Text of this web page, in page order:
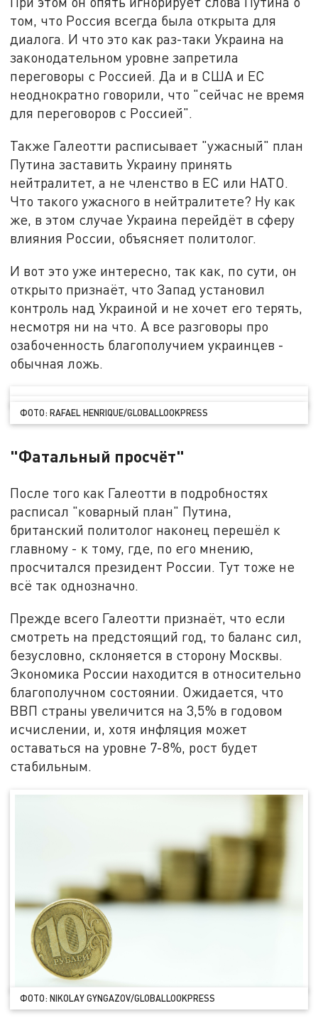
том, что Россия всегда была открыта для
диалога. И что это как раз-таки Украина на
законодательном уровне запретила
переговоры с Россией. Да и в США и ЕС
неоднократно говорили, что "сейчас не время
для переговоров с Россией".
Также Галеотти расписывает "ужасный" план
Путина заставить Украину принять
нейтралитет, а не членство в ЕС или НАТО.
Что такого ужасного в нейтралитете? Ну как
же, в этом случае Украина перейдёт в сферу
влияния России, объясняет политолог.
И вот это уже интересно, так как, по сути, он
открыто признаёт, что Запад установил
контроль над Украиной и не хочет его терять,
несмотря ни на что. А все разговоры про
озабоченность благополучием украинцев -
обычная ложь.
ФОТО: RAFAEL HENRIQUE/GLOBALLOOKPRESS
"Фатальный просчёт"
После того как Галеотти в подробностях
расписал "коварный план" Путина,
британский политолог наконец перешёл к
главному - к тому, где, по его мнению,
просчитался президент России. Тут тоже не
всё так однозначно.
Прежде всего Галеотти признаёт, что если
смотреть на предстоящий год, то баланс сил,
безусловно, склоняется в сторону Москвы.
Экономика России находится в относительно
благополучном состоянии. Ожидается, что
ВВП страны увеличится на 3,5% в годовом
исчислении, и, хотя инфляция может
оставаться на уровне 7-8%, рост будет
стабильным.
ФОТО: NIKOLAY GYNGAZOV/GLOBALLOOKPRESS